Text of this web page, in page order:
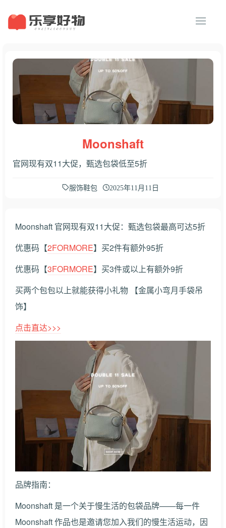
Moonshaft
官网现有双11大促，甄选包袋低至5折
服饰鞋包 2025年11月11日
Moonshaft 官网现有双11大促：甄选包袋最高可达5折
优惠码【2FORMORE】买2件有额外95折
优惠码【3FORMORE】买3件或以上有额外9折
买两个包包以上就能获得小礼物 【金属小弯月手袋吊
饰】
点击直达>>>
品牌指南：
Moonshaft 是一个关于慢生活的包袋品牌——每一件
Moonshaft 作品也是邀请您加入我们的慢生活运动，因